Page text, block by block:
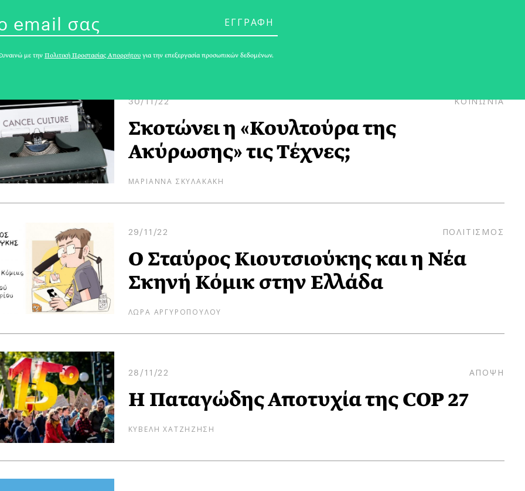
Putin ή Νέμεσις;
ΑΡΗΣ ΓΑΒΡΙΕΛΑΤΟΣ
30/11/22 ΚΟΙΝΩΝΙΑ
Σκοτώνει η «Κουλτούρα της
Ακύρωσης» τις Τέχνες;
ΜΑΡΙΑΝΝΑ ΣΚΥΛΑΚΑΚΗ
29/11/22 ΠΟΛΙΤΙΣΜΟΣ
Ο Σταύρος Κιουτσιούκης και η Νέα
Σκηνή Κόμικ στην Ελλάδα
ΛΩΡΑ ΑΡΓΥΡΟΠΟΥΛΟΥ
28/11/22 ΑΠΟΨΗ
Η Παταγώδης Αποτυχία της COP 27
ΚΥΒΕΛΗ ΧΑΤΖΗΖΗΣΗ
με την Πολιτική Προστασίας Απορρήτου για την επεξεργασία προσωπικών δεδομένων.